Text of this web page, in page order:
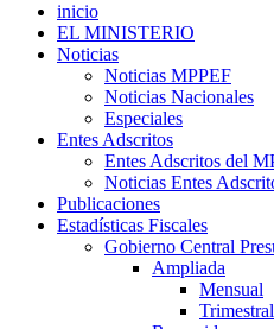
inicio
EL MINISTERIO
Noticias
Noticias MPPEF
Noticias Nacionales
Especiales
Entes Adscritos
Entes Adscritos del
Noticias Entes
Publicaciones
Estadísticas Fiscales
Gobierno Central
Ampliada
Mensual
Trimestral